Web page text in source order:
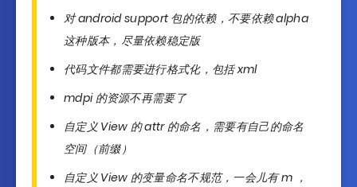
对 android support 包的依赖，不要依赖 alpha
这种版本，尽量依赖稳定版
代码文件都需要进行格式化，包括 xml
mdpi 的资源不再需要了
自定义 View 的 attr 的命名，需要有自己的命名
空间（前缀）
自定义 View 的变量命名不规范，一会儿有 m ，